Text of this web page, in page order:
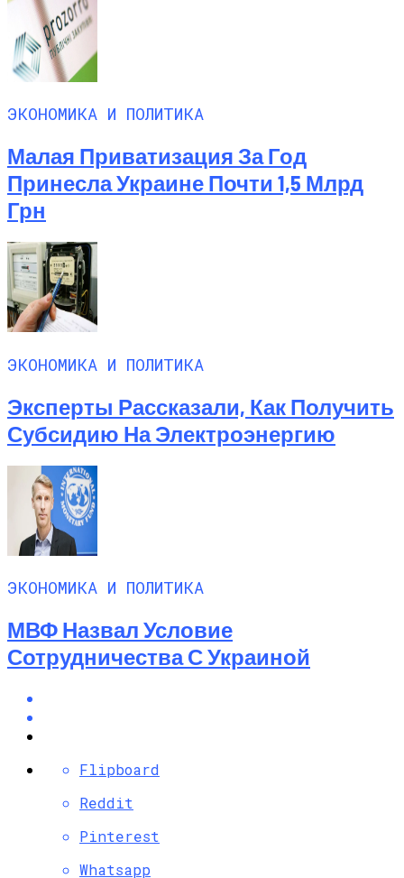
ЭКОНОМИКА И ПОЛИТИКА
Малая Приватизация За Год
Принесла Украине Почти 1,5 Млрд
Грн
ЭКОНОМИКА И ПОЛИТИКА
Эксперты Рассказали, Как Получить
Субсидию На Электроэнергию
ЭКОНОМИКА И ПОЛИТИКА
МВФ Назвал Условие
Сотрудничества С Украиной
Flipboard
Reddit
Pinterest
Whatsapp